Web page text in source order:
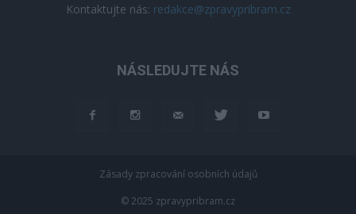
Kontaktujte nás: redakce@zpravypribram.cz
NÁSLEDUJTE NÁS
Zásady zpracování osobních údajů
© 2025 zpravypribram.cz